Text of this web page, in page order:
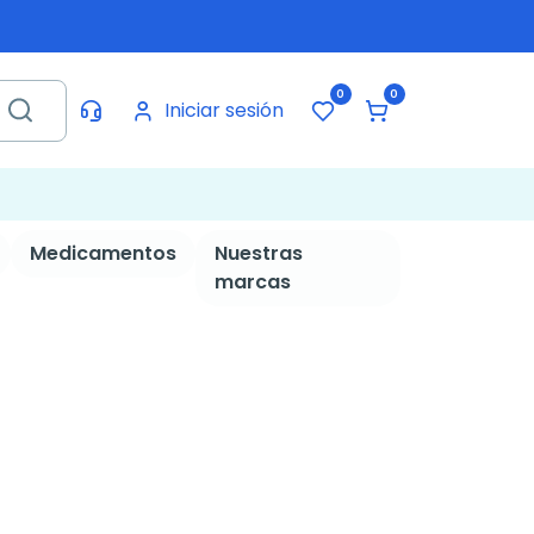
Iniciar sesión
0 0
Medicamentos
Nuestras
marcas